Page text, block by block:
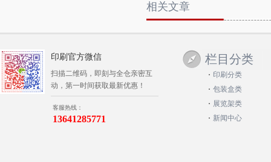
相关文章
栏目分类
印刷分类
包装盒类
展览架类
新闻中心
印刷官方微信
扫描二维码，即刻与全仓亲密互
动，第一时间获取最新优惠！
客服热线：
13641285771